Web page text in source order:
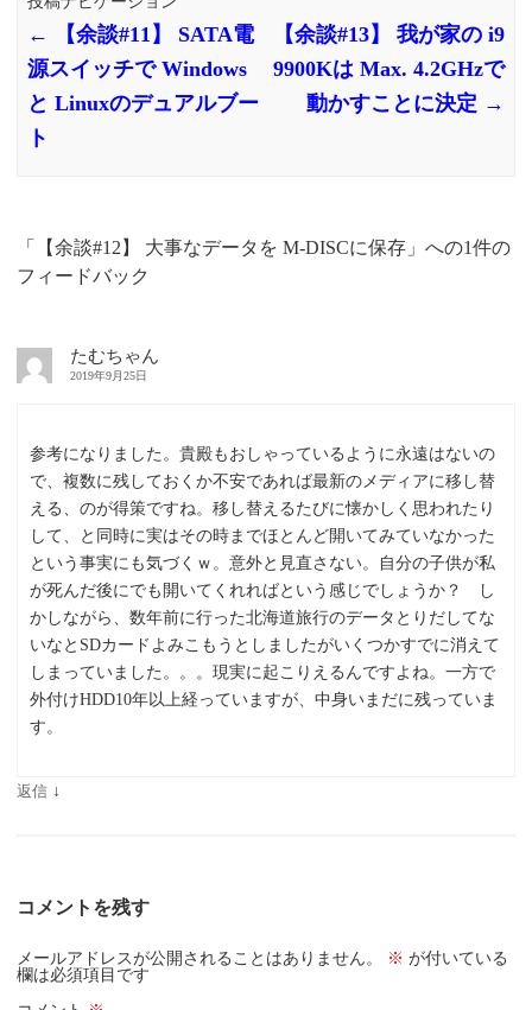
←
【余談#11】 SATA電
源スイッチで Windows
と Linuxのデュアルブー
ト
【余談#13】 我が家の i9
9900Kは Max. 4.2GHzで
動かすことに決定 →
「 【余談#12】 大事なデータを M-DISCに保存 」への1件の
フィードバック
たむちゃん
2019年9月25日
参考になりました。貴殿もおしゃっているように永遠はないの
で、複数に残しておくか不安であれば最新のメディアに移し替
える、のが得策ですね。移し替えるたびに懐かしく思われたり
して、と同時に実はその時までほとんど開いてみていなかった
という事実にも気づくｗ。意外と見直さない。自分の子供が私
が死んだ後にでも開いてくれればという感じでしょうか？ し
かしながら、数年前に行った北海道旅行のデータとりだしてな
いなとSDカードよみこもうとしましたがいくつかすでに消えて
しまっていました。。。現実に起こりえるんですよね。一方で
外付けHDD10年以上経っていますが、中身いまだに残っていま
す。
返信 ↓
コメントを残す
メールアドレスが公開されることはありません。 ※ が付いている
欄は必須項目です